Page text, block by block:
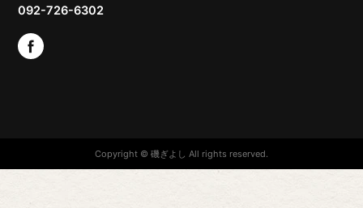
092-726-6302
Copyright © 磯ぎよし All rights reserved.